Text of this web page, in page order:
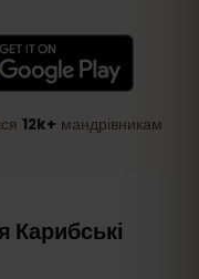
Карибські